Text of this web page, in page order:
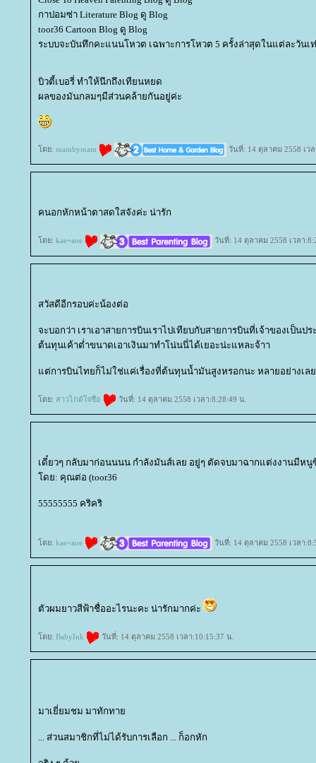
กาปอมซ่า Literature Blog ดู Blog
toor36 Cartoon Blog ดู Blog
ระบบจะบันทึกคะแนนโหวต เฉพาะการโหวต 5 ครั้งล่าสุดในแต่ละวันเ
บิวตี้เบอรี่ ทำให้นึกถึงเทียนหยด
ผลของมันกลมๆมีส่วนคล้ายกันอยู่ค่ะ
ดย: mambymam วันที่: 14 ตุลาคม 2558 เว
คนอกหักหน้าตาสดใสจังค่ะ น่ารัก
ดย: kae+aoe วันที่: 14 ตุลาคม 2558 เวลา
สวัสดีอีกรอบค่ะน้องต่อ
จะบอกว่า เราเอาสายการบินเราไปเทียบกับสายการบินที่เจ้าของเป็นป
ต้นทุนเค้าต่ำขนาดเอาเงินมาทำโน่นนี่ได้เยอะน่ะแหละจ้าา
ต่การบินไทยก็ไม่ใช่แค่เรื่องที่ต้นทุนน้ำมันสูงหรอกนะ หลายอย่างเล
ดย: สาวไกด์ใจซื่อ วันที่: 14 ตุลาคม 2558 เวลา:8:28:49 น.
เดี๋ยวๆ กลับมาก่อนนนน กำลังมันส์เลย อยู่ๆ ตัดจบมาฉากแต่งงานมีหนู
ดย: คุณต่อ (toor36
55555555 คริคริ
ดย: kae+aoe วันที่: 14 ตุลาคม 2558 เวลา
ตัวผมยาวสีฟ้าชื่ออะไรนะคะ น่ารักมากค่ะ
ดย: BabyInk วันที่: 14 ตุลาคม 2558 เวลา:10:15:37 น.
มาเยี่ยมชม มาทักทา
... ส่วนสมาชิกที่ไม่ได้รับการเลือก ... ก็อกหัก